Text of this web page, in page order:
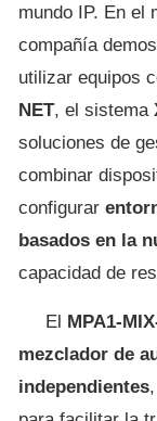
mundo IP. En el
compañía
utilizar equipos
NET, el sistema
soluciones de
combinar
configurar
basados en la
capacidad de
El MPA1-
mezclador de
independientes